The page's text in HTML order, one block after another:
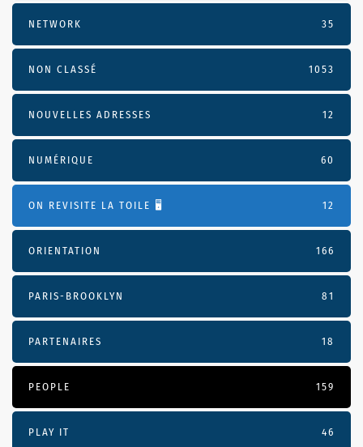
NETWORK 35
NON CLASSÉ 1053
NOUVELLES ADRESSES 12
NUMÉRIQUE 60
ON REVISITE LA TOILE 🖥️ 12
ORIENTATION 166
PARIS-BROOKLYN 81
PARTENAIRES 18
PEOPLE 159
PLAY IT 46